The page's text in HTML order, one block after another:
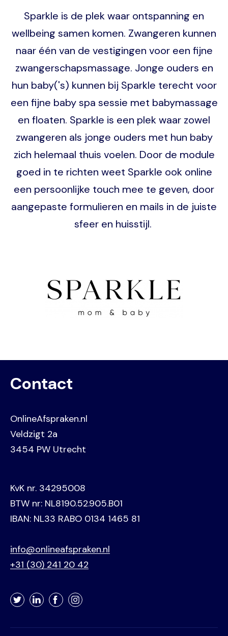
Sparkle is de plek waar ontspanning en
wellbeing samen komen. Zwangeren kunnen
naar één van de vestigingen voor een fijne
zwangerschapsmassage. Jonge ouders en
hun baby('s) kunnen bij Sparkle terecht voor
een fijne baby spa sessie met babymassage
en floaten. Sparkle is een plek waar zowel
zwangeren als jonge ouders met hun baby
zich helemaal thuis voelen. Door de module
goed in te richten weet Sparkle ook online
een persoonlijke touch mee te geven, door
aangepaste formulieren en mails in de juiste
sfeer en huisstijl.
Contact
OnlineAfspraken.nl
Veldzigt 2a
3454 PW Utrecht
KvK nr. 34295008
BTW nr: NL8190.52.905.B01
IBAN: NL33 RABO 0134 1465 81
info@onlineafspraken.nl
+31 (30) 241 20 42
TwitterLinkedInFacebookInstagram